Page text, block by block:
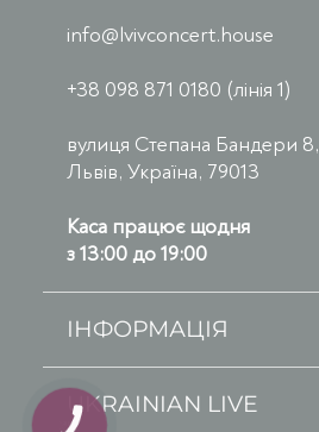
info@lvivconcert.house
+38 098 871 0180 (лінія 1)
вулиця Степана Бандери 8,
Львів, Україна, 79013
Каса працює щодня
з 13:00 до 19:00
ІНФОРМАЦІЯ
UKRAINIAN LIVE
КНОПКА
ЗВ'ЯЗКУ